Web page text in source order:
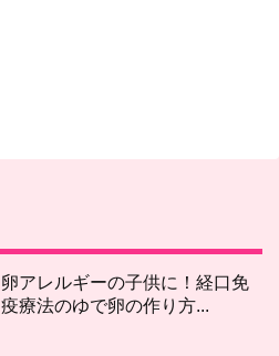
卵アレルギーの子供に！経口免
疫療法のゆで卵の作り方...